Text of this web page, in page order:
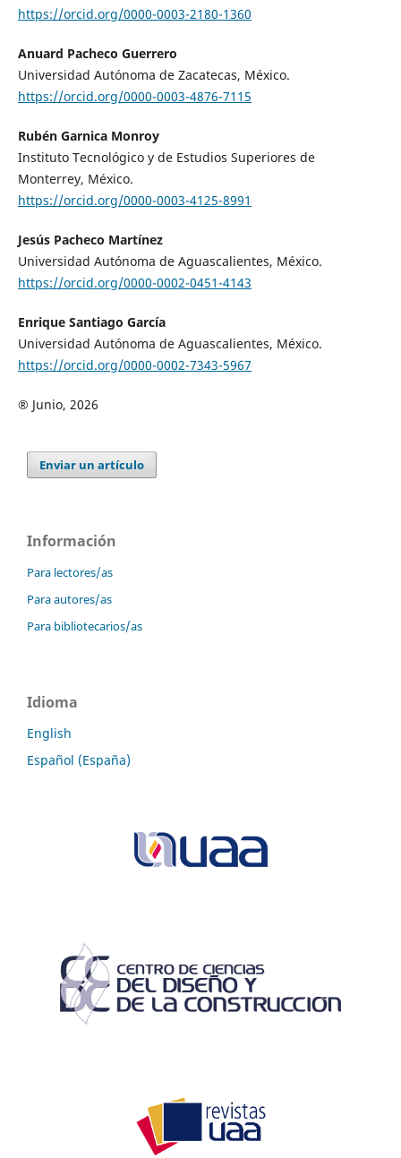
https://orcid.org/0000-0003-2180-1360
Anuard Pacheco Guerrero
Universidad Autónoma de Zacatecas, México.
https://orcid.org/0000-0003-4876-7115
Rubén Garnica Monroy
Instituto Tecnológico y de Estudios Superiores de
Monterrey, México.
https://orcid.org/0000-0003-4125-8991
Jesús Pacheco Martínez
Universidad Autónoma de Aguascalientes, México.
https://orcid.org/0000-0002-0451-4143
Enrique Santiago García
Universidad Autónoma de Aguascalientes, México.
https://orcid.org/0000-0002-7343-5967
® Junio, 2026
Enviar un artículo
Información
Para lectores/as
Para autores/as
Para bibliotecarios/as
Idioma
English
Español (España)